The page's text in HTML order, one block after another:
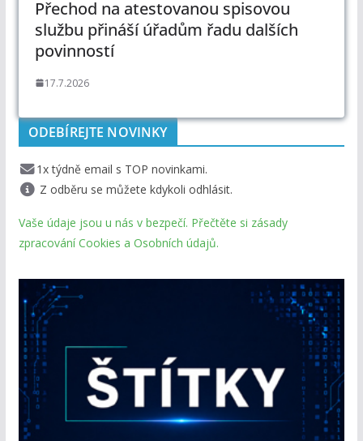
Přechod na atestovanou spisovou
službu přináší úřadům řadu dalších
povinností
17.7.2026
ODEBÍREJTE NOVINKY
1x týdně email s TOP novinkami.
Z odběru se můžete kdykoli odhlásit.
Vaše údaje jsou u nás v bezpečí. Přečtěte si zásady
zpracování Cookies a Osobních údajů.